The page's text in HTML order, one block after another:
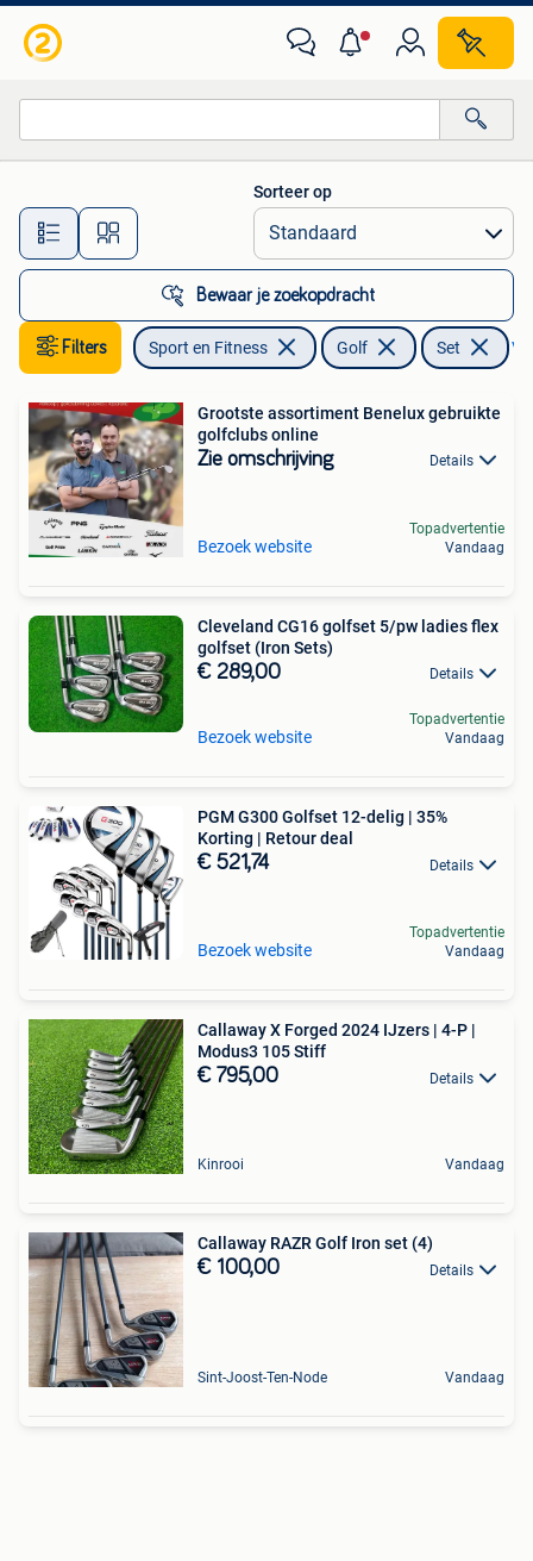
Alle afstanden…
Sorteer op
Bewaar je zoekopdracht
Filters Sport en Fitness Golf Set
Grootste assortiment Benelux gebruikte
golfclubs online
Zie omschrijving Details
Bezoek website
Topadvertentie
Vandaag
Cleveland CG16 golfset 5/pw ladies flex
golfset (Iron Sets)
€ 289,00 Details
Bezoek website
Topadvertentie
Vandaag
PGM G300 Golfset 12-delig | 35%
Korting | Retour deal
€ 521,74 Details
Bezoek website
Topadvertentie
Vandaag
Callaway X Forged 2024 IJzers | 4-P |
Modus3 105 Stiff
€ 795,00 Details
Kinrooi Vandaag
Callaway RAZR Golf Iron set (4)
€ 100,00 Details
Sint-Joost-Ten-Node Vandaag